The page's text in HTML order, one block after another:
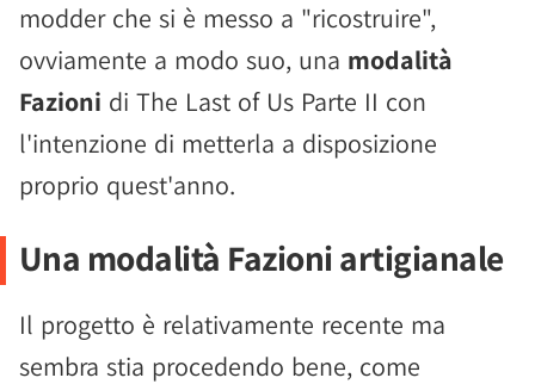
modder che si è messo a "ricostruire",
ovviamente a modo suo, una modalità
Fazioni di The Last of Us Parte II con
l'intenzione di metterla a disposizione
proprio quest'anno.
Una modalità Fazioni artigianale
Il progetto è relativamente recente ma
sembra stia procedendo bene, come